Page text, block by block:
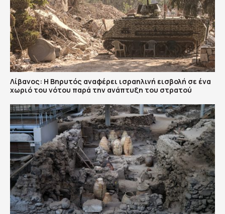
Λίβανος: Η Βηρυτός αναφέρει ισραηλινή εισβολή σε ένα
χωριό του νότου παρά την ανάπτυξη του στρατού